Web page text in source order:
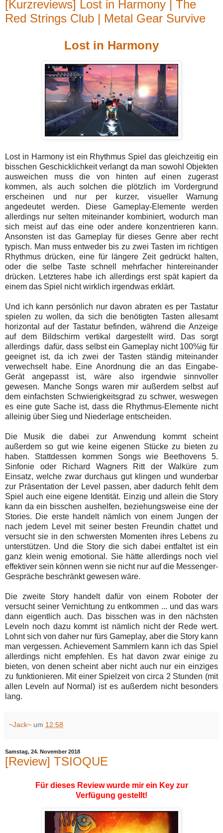
[Kurzreviews] Lost in Harmony | The
Red Strings Club | Metal Gear Survive
Lost in Harmony
Lost in Harmony ist ein Rhythmus Spiel das gleichzeitig ein
bisschen Geschicklichkeit verlangt da man sowohl Objekten
ausweichen muss die von hinten auf einen zugerast
kommen, als auch solchen die plötzlich im Vordergrund
erscheinen und nur per kurzer, visueller Warnung
angedeutet werden. Diese Gameplay-Elemente werden
allerdings nur selten miteinander kombiniert, wodurch man
sich meist auf das eine oder andere konzentrieren kann.
Ansonsten ist das Gameplay für dieses Genre aber recht
typisch. Man muss entweder bis zu zwei Tasten im richtigen
Rhythmus drücken, eine für längere Zeit gedrückt halten,
oder die selbe Taste schnell mehrfacher hintereinander
drücken. Letzteres habe ich allerdings erst spät kapiert da
einem das Spiel nicht wirklich irgendwas erklärt.
Und ich kann persönlich nur davon abraten es per Tastatur
spielen zu wollen, da sich die benötigten Tasten allesamt
horizontal auf der Tastatur befinden, während die Anzeige
auf dem Bildschirm vertikal dargestellt wird. Das sorgt
allerdings dafür, dass selbst ein Gameplay nicht 100%ig für
geeignet ist, da ich zwei der Tasten ständig miteinander
verwechselt habe. Eine Anordnung die an das Eingabe-
Gerät angepasst ist, wäre also irgendwie sinnvoller
gewesen. Manche Songs waren mir außerdem selbst auf
dem einfachsten Schwierigkeitsgrad zu schwer, weswegen
es eine gute Sache ist, dass die Rhythmus-Elemente nicht
alleinig über Sieg und Niederlage entscheiden.
Die Musik die dabei zur Anwendung kommt scheint
außerdem so gut wie keine eigenen Stücke zu bieten zu
haben. Stattdessen kommen Songs wie Beethovens 5.
Sinfonie oder Richard Wagners Ritt der Walküre zum
Einsatz, welche zwar durchaus gut klingen und wunderbar
zur Präsentation der Level passen, aber dadurch fehlt dem
Spiel auch eine eigene Identität. Einzig und allein die Story
kann da ein bisschen aushelfen, beziehungsweise eine der
Stories. Die erste handelt nämlich von einem Jungen der
nach jedem Level mit seiner besten Freundin chattet und
versucht sie in den schwersten Momenten ihres Lebens zu
unterstützen. Und die Story die sich dabei entfaltet ist ein
ganz klein wenig emotional. Sie hätte allerdings noch viel
effektiver sein können wenn sie nicht nur auf die Messenger-
Gespräche beschränkt gewesen wäre.
Die zweite Story handelt dafür von einem Roboter der
versucht seiner Vernichtung zu entkommen ... und das wars
dann eigentlich auch. Das bisschen was in den nächsten
Leveln noch dazu kommt ist nämlich nicht der Rede wert.
Lohnt sich von daher nur fürs Gameplay, aber die Story kann
man vergessen. Achievement Sammlern kann ich das Spiel
allerdings nicht empfehlen. Es hat davon zwar einige zu
bieten, von denen scheint aber nicht auch nur ein einziges
zu funktionieren. Mit einer Spielzeit von circa 2 Stunden (mit
allen Leveln auf Normal) ist es außerdem nicht besonders
lang.
~Jack~ um 12:58
Samstag, 24. November 2018
[Review] TSIOQUE
Für dieses Review wurde mir ein Key zur
Verfügung gestellt!